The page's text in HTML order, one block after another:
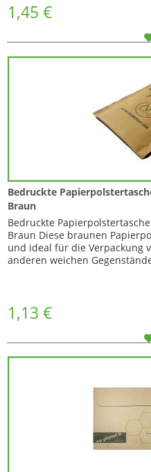
werden. Mit...
1,45 €
Bedruckte
Braun
Bedruckte
Braun Diese braunen
und ideal für die Verpackung
anderen weichen
optimal für...
1,13 €